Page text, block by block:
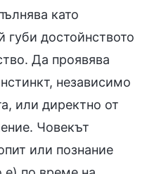
като
достойнството
Да проявява
независимо
или директно от
Човекът
или познание